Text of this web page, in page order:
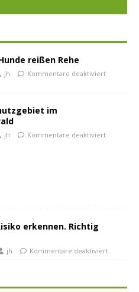
reißen Rehe
jh Kommentare deaktiviert
im
jh Kommentare deaktiviert
erkennen. Richtig
jh Kommentare deaktiviert